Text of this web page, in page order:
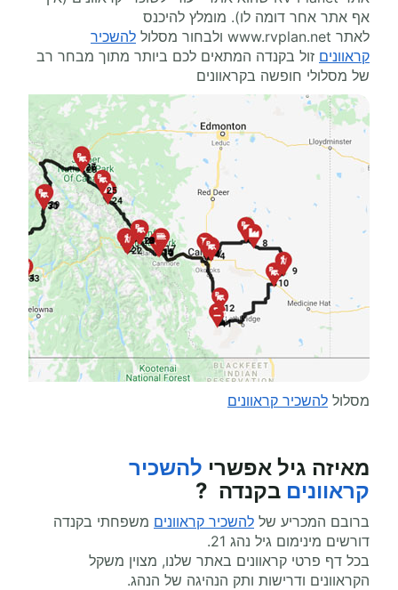
אף אתר אחר דומה לו). מומלץ להיכנס
לאתר www.rvplan.net ולבחור מסלול להשכיר
קראוונים זול בקנדה המתאים לכם ביותר מתוך מבחר רב
של מסלולי חופשה בקראוונים
מסלול להשכיר קראוונים
מאיזה גיל אפשרי להשכיר
קראוונים בקנדה ?
ברובם המכריע של להשכיר קראוונים משפחתי בקנדה
דורשים מינימום גיל נהג 21.
בכל דף פרטי קראוונים באתר שלנו, מצוין משקל
הקראוונים ודרישות ותק הנהיגה של הנהג.